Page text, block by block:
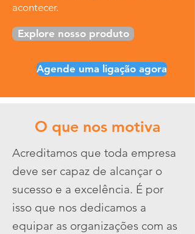
acontecer.
Explore nosso produto
Agende uma ligação agora
O que nos motiva
Acreditamos que toda empresa
deve ser capaz de alcançar o
sucesso e a excelência. É por
isso que nos dedicamos a
equipar as organizações com as